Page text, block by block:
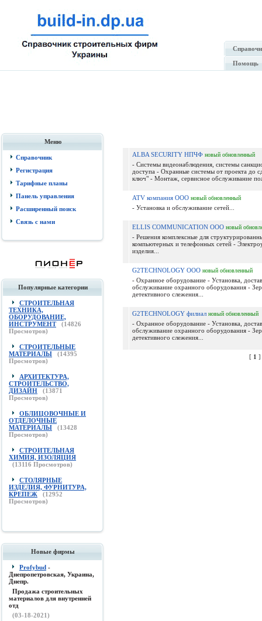
Помощь
Меню
Справочник
Регистрация
Тарифные планы
Панель управления
Расширенный поиск
Связь с нами
Популярные категории
СТРОИТЕЛЬНАЯ
ТЕХНИКА,
ОБОРУДОВАНИЕ,
ИНСТРУМЕНТ
(14826
Просмотров)
СТРОИТЕЛЬНЫЕ
МАТЕРИАЛЫ
(14395
Просмотров)
АРХИТЕКТУРА,
СТРОИТЕЛЬСТВО,
ДИЗАЙН
(13871
Просмотров)
ОБЛИЦОВОЧНЫЕ И
ОТДЕЛОЧНЫЕ
МАТЕРИАЛЫ
(13428
Просмотров)
СТРОИТЕЛЬНАЯ
ХИМИЯ, ИЗОЛЯЦИЯ
(13116 Просмотров)
СТОЛЯРНЫЕ
ИЗДЕЛИЯ, ФУРНИТУРА,
КРЕПЕЖ
(12952
Просмотров)
Новые фирмы
Profybud -
Днепропетровская, Украина,
Днепр.
Продажа строительных
материалов для внутренней
отд
(03-18-2021)
ALBA SECURITY НПЧФ новый обновленный
- Системы видеонаблюдения, системы
доступа - Охранные системы от проекта до
ключ" - Монтаж, сервисное обслуживание
ATV компания ООО новый обновленный
- Установка и обслуживание сетей...
ELLIS COMMUNICATION ООО новый
- Решения комплексные для
компьютерных и телефонных сетей -
изделия...
G2TECHNOLOGY ООО новый обновленный
- Охранное оборудование - Установка,
обслуживание охранного оборудования -
детективного слежения...
G2TECHNOLOGY филиал новый обновленный
- Охранное оборудование - Установка,
обслуживание охранного оборудования -
детективного слежения...
[ 1 ]